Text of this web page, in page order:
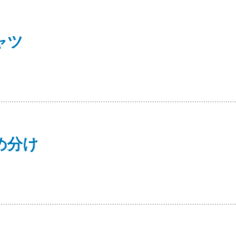
ツ
分け